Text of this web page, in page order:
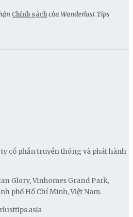
Chính sáchcủa Wanderlust Tips
cổ phần truyền thông và phát hành
Glory, Vinhomes Grand Park,
phố Hồ Chí Minh, Việt Nam.